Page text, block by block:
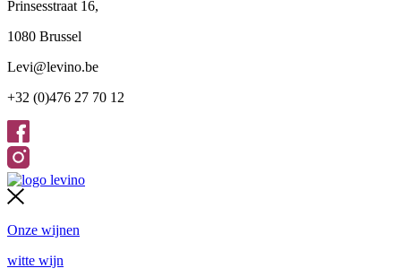
Prinsesstraat 16,
1080 Brussel
Levi@levino.be
+32 (0)476 27 70 12
Onze wijnen
witte wijn